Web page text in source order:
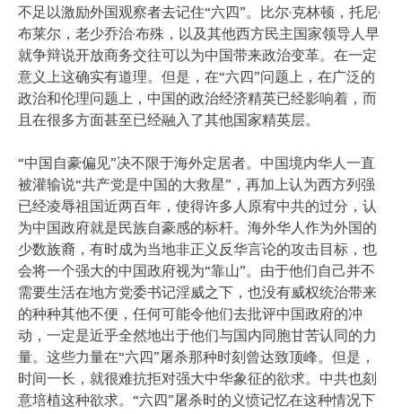
不足以激励外国观察者去记住“六四”。比尔·克林顿，托尼·
布莱尔，老少乔治·布殊，以及其他西方民主国家领导人早
就争辩说开放商务交往可以为中国带来政治变革。在一定
意义上这确实有道理。但是，在“六四”问题上，在广泛的
政治和伦理问题上，中国的政治经济精英已经影响着，而
且在很多方面甚至已经融入了其他国家精英层。
“中国自豪偏见”决不限于海外定居者。中国境内华人一直
被灌输说“共产党是中国的大救星”，再加上认为西方列强
已经凌辱祖国近两百年，使得许多人原宥中共的过分，认
为中国政府就是民族自豪感的标杆。海外华人作为外国的
少数族裔，有时成为当地非正义反华言论的攻击目标，也
会将一个强大的中国政府视为“靠山”。由于他们自己并不
需要生活在地方党委书记淫威之下，也没有威权统治带来
的种种其他不便，任何可能令他们去批评中国政府的冲
动，一定是近乎全然地出于他们与国内同胞甘苦认同的力
量。这些力量在“六四”屠杀那种时刻曾达致顶峰。但是，
时间一长，就很难抗拒对强大中华象征的欲求。中共也刻
意培植这种欲求。“六四”屠杀时的义愤记忆在这种情况下